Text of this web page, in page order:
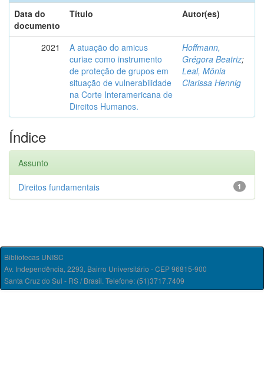
Data do
documento
Título Autor(es)
2021
A atuação do amicus
curiae como instrumento
de proteção de grupos em
situação de vulnerabilidade
na Corte Interamericana de
Direitos Humanos.
Hoffmann,
Grégora Beatriz;
Leal, Mônia
Clarissa Hennig
Índice
Assunto
1
Direitos fundamentais
Bibliotecas UNISC
Av. Independência, 2293, Bairro Universitário - CEP 96815-900
Santa Cruz do Sul - RS / Brasil. Telefone: (51)3717.7409